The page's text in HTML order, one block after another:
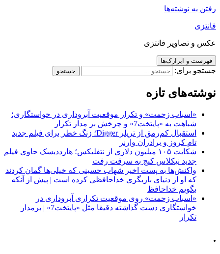
رفتن به نوشته‌ها
فانتزی
عکس و تصاویر فانتزی
فهرست و ابزارک‌ها
جستجو برای:
نوشته‌های تازه
«اسباب زحمت» و تکرار موقعیت آبروداری در خواستگاری؛
شباهت به «پایتخت7» و چرخش بر مدار تکرار
استقبال کم‌رمق از تریلر Digger؛ زنگ خطر برای فیلم جدید
تام کروز و برادران وارنر
شکایت ۱۰۵ میلیون دلاری از نتفلیکس؛ هارددیسک حاوی فیلم
جدید نیکلاس کیج به سرقت رفت
واکنش‌ها به پست اخیر شهاب حسینی که خیلی‌ها گمان کردند
که او از دنیای بازیگری خداحافظی کرده است | پیش از آنکه
بگویم خداحافظ
«اسباب زحمت» روی موقعیت تکراری آبروداری در
خواستگاری دست گذاشته دقیقا مثل «پایتخت7» | برمدار
تکرار
.